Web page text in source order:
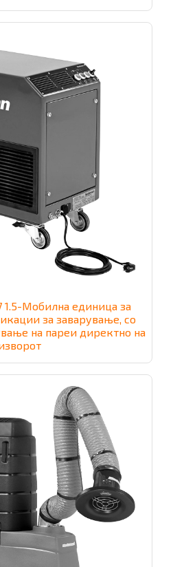
1.5-Мобилна единица за
за заварување, со
на пареи директно на